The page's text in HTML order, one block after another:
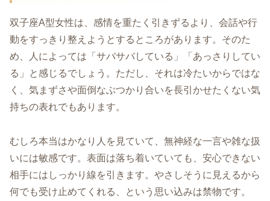
双子座A型女性は、感情を重たく引きずるより、会話や行
動をすっきり整えようとするところがあります。そのた
め、人によっては「サバサバしている」「あっさりしてい
る」と感じるでしょう。ただし、それは冷たいからではな
く、気まずさや面倒なぶつかり合いを長引かせたくない気
持ちの表れでもあります。
むしろ本当はかなり人を見ていて、無神経な一言や雑な扱
いには敏感です。表面は落ち着いていても、安心できない
相手にはしっかり線を引きます。やさしそうに見えるから
何でも受け止めてくれる、という思い込みは禁物です。